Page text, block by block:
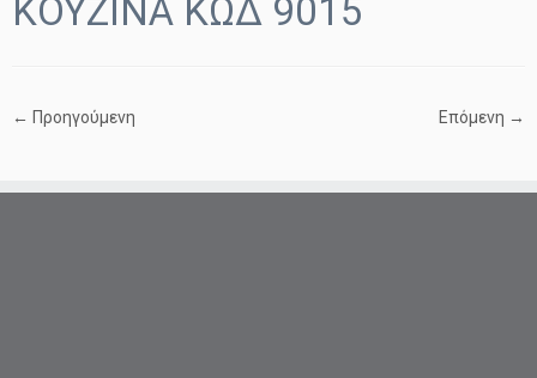
ΚΟΥΖΙΝΑ ΚΩΔ 9015
← Προηγούμενη Επόμενη →